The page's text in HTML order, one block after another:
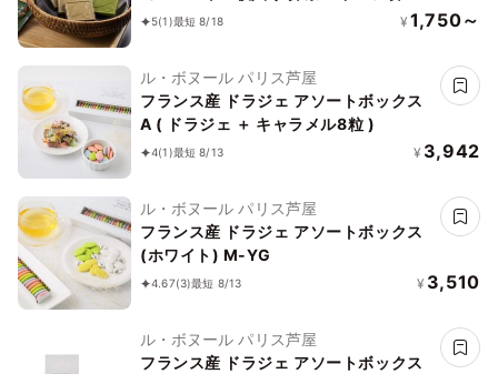
チョコ ギフト プレゼント お中元2026
5(1)最短 8/18 ¥ 1,750～
ル・ボヌール パリス芦屋
フランス産 ドラジェ アソートボックス
A ( ドラジェ ＋ キャラメル8粒 )
4(1)最短 8/13 ¥ 3,942
ル・ボヌール パリス芦屋
フランス産 ドラジェ アソートボックス
(ホワイト) M-YG
4.67(3)最短 8/13 ¥ 3,510
ル・ボヌール パリス芦屋
フランス産 ドラジェ アソートボックス